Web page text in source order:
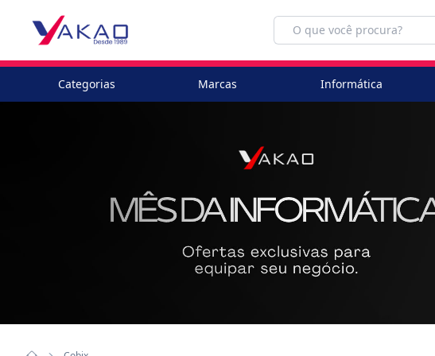
Categorias Marcas Informática